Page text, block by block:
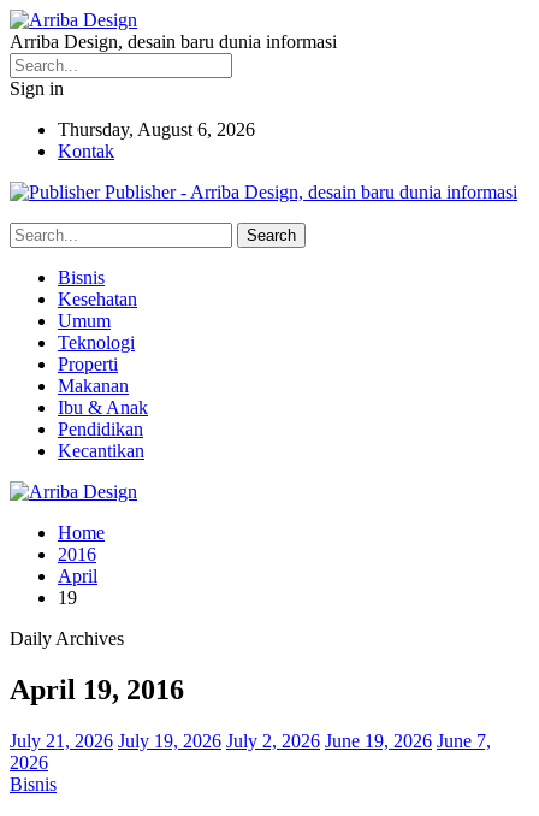
Arriba Design, desain baru dunia informasi
Sign in
Thursday, August 6, 2026
Kontak
Publisher - Arriba Design, desain baru dunia informasi
Bisnis
Kesehatan
Umum
Teknologi
Properti
Makanan
Ibu & Anak
Pendidikan
Kecantikan
Home
2016
April
19
Daily Archives
April 19, 2016
July 21, 2026 July 19, 2026 July 2, 2026 June 19, 2026 June 7,
2026
Bisnis